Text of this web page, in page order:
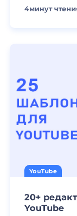
4минут
YouTube
20+
YouTube